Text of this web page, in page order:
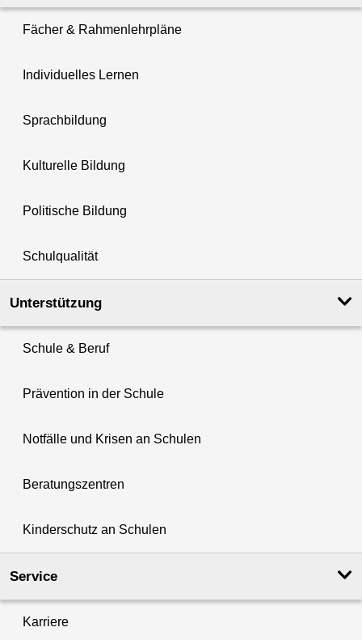
Fächer & Rahmenlehrpläne
Individuelles Lernen
Sprachbildung
Kulturelle Bildung
Politische Bildung
Schulqualität
Unterstützung
Schule & Beruf
Prävention in der Schule
Notfälle und Krisen an Schulen
Beratungszentren
Kinderschutz an Schulen
Service
Karriere